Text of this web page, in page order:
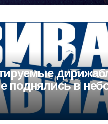
поднялись в
области